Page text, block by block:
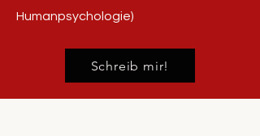
Humanpsychologie)
Schreib mir!